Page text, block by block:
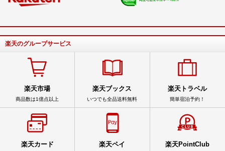
楽天のグループサービス
楽天市場
商品数は1億点以上
楽天ブックス
いつでも全品送料無料
楽天トラベル
簡単宿泊予約！
楽天カード 楽天ペイ 楽天PointClub